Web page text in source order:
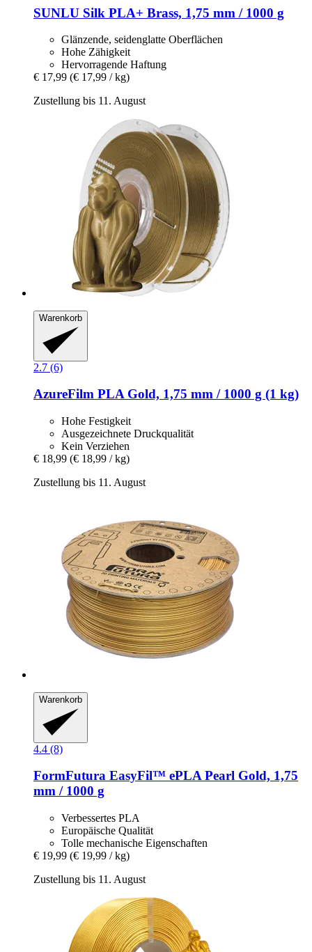
SUNLU Silk PLA+ Brass, 1,75 mm / 1000 g
Glänzende, seidenglatte Oberflächen
Hohe Zähigkeit
Hervorragende Haftung
€ 17,99 (€ 17,99 / kg)
Zustellung bis 11. August
Warenkorb
2.7 (6)
AzureFilm PLA Gold, 1,75 mm / 1000 g (1 kg)
Hohe Festigkeit
Ausgezeichnete Druckqualität
Kein Verziehen
€ 18,99 (€ 18,99 / kg)
Zustellung bis 11. August
Warenkorb
4.4 (8)
FormFutura EasyFil™ ePLA Pearl Gold, 1,75
mm / 1000 g
Verbessertes PLA
Europäische Qualität
Tolle mechanische Eigenschaften
€ 19,99 (€ 19,99 / kg)
Zustellung bis 11. August